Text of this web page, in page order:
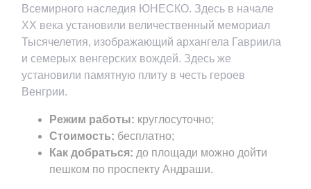
Всемирного наследия ЮНЕСКО. Здесь в начале
XX века установили величественный мемориал
Тысячелетия, изображающий архангела Гавриила
и семерых венгерских вождей. Здесь же
установили памятную плиту в честь героев
Венгрии.
Режим работы: круглосуточно;
Стоимость: бесплатно;
Как добраться: до площади можно дойти
пешком по проспекту Андраши.